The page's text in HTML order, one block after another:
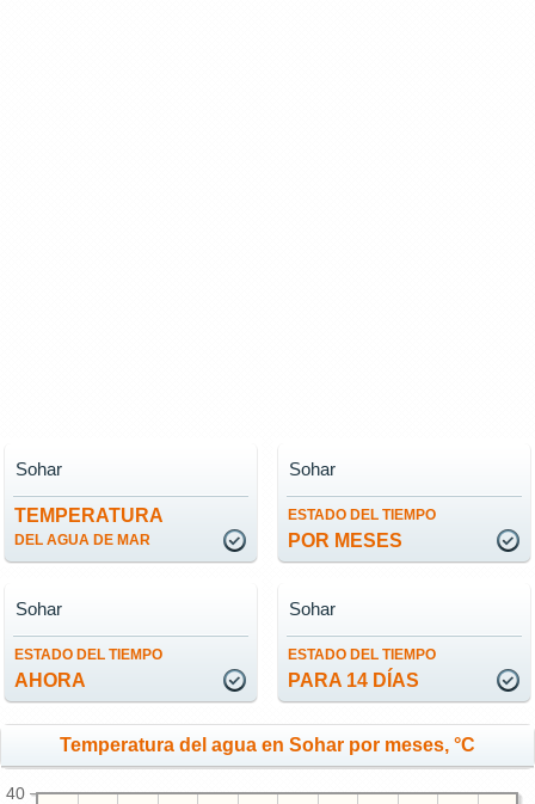
TEMPERATURA
DEL AGUA DE MAR
Sohar
ESTADO DEL TIEMPO
POR MESES
Sohar
ESTADO DEL TIEMPO
AHORA
Sohar
ESTADO DEL TIEMPO
PARA 14 DÍAS
Sohar
Temperatura del agua en Sohar por meses, °C
40